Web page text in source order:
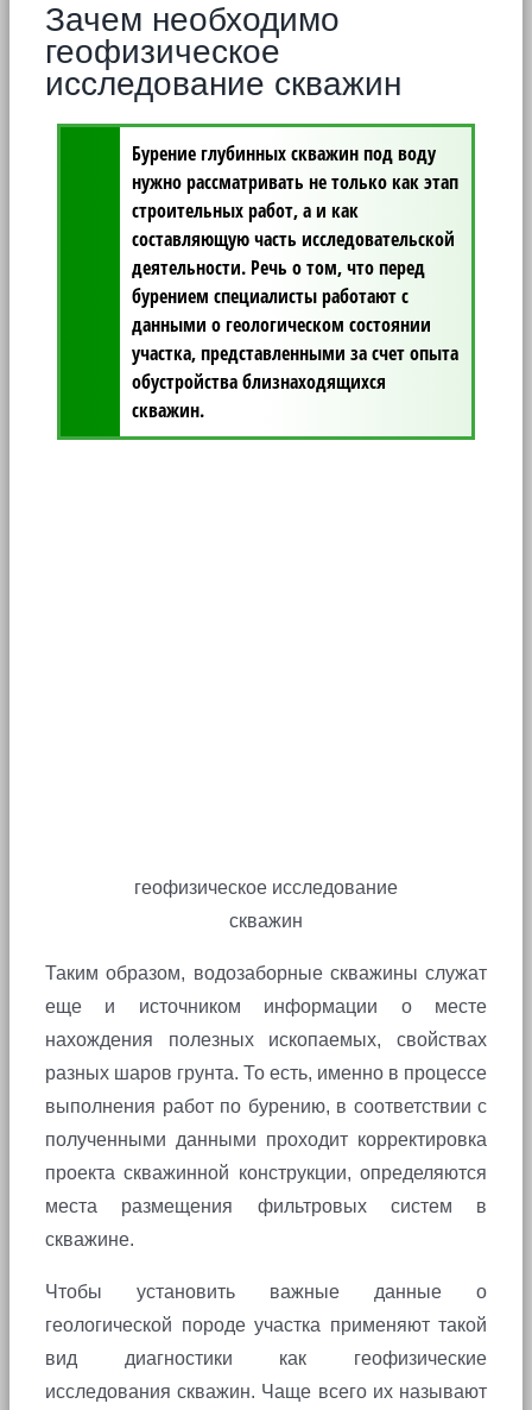
Зачем необходимо
геофизическое
исследование скважин
Бурение глубинных скважин под воду
нужно рассматривать не только как этап
строительных работ, а и как
составляющую часть исследовательской
деятельности. Речь о том, что перед
бурением специалисты работают с
данными о геологическом состоянии
участка, представленными за счет опыта
обустройства близнаходящихся
скважин.
геофизическое исследование
скважин
Таким образом, водозаборные скважины служат
еще и источником информации о месте
нахождения полезных ископаемых, свойствах
разных шаров грунта. То есть, именно в процессе
выполнения работ по бурению, в соответствии с
полученными данными проходит корректировка
проекта скважинной конструкции, определяются
места размещения фильтровых систем в
скважине.
Чтобы установить важные данные о
геологической породе участка применяют такой
вид диагностики как геофизические
исследования скважин. Чаще всего их называют